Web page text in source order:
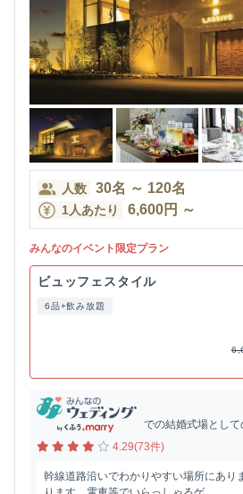
人数 30名 ～ 120名
1人あたり 6,600円 ～
みんなのイベント限定プラン
ビュッフェスタイル
6品+飲み放題
での結婚式場として
4.29(73件)
幹線道路沿いでわかりやすい場所にあり